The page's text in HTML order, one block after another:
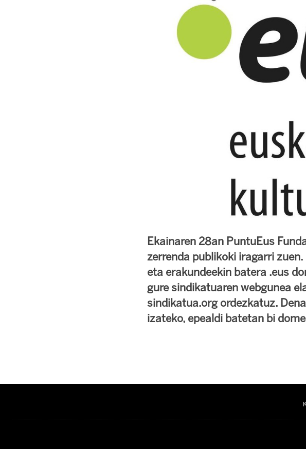
Ekainaren 28an PuntuEus
zerrenda publikoki iragarri
eta erakundeekin batera .eus
gure sindikatuaren webgunea
sindikatua.org ordezkatuz.
izateko, epealdi batetan bi